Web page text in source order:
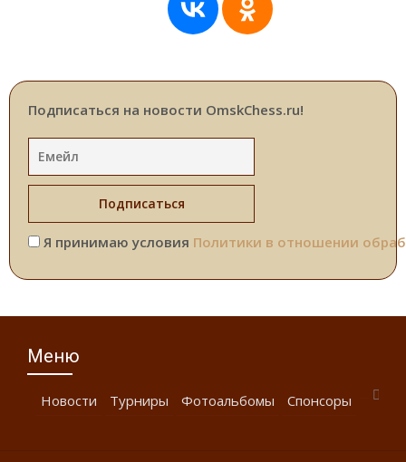
Подписаться на новости OmskChess.ru!
Я принимаю условия Политики в отношении
Меню
Новости Турниры Фотоальбомы Спонсоры